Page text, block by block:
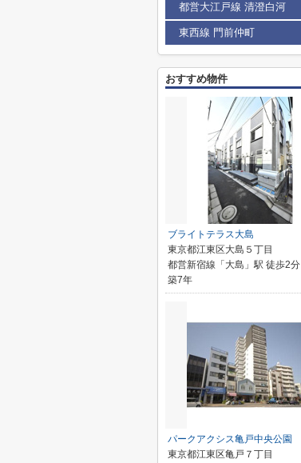
都営大江戸線 清澄白河
東西線 門前仲町
おすすめ物件
ブライトテラス大島
東京都江東区大島５丁目
都営新宿線「大島」駅 徒歩2分
築7年
パークアクシス亀戸中央公園
東京都江東区亀戸７丁目